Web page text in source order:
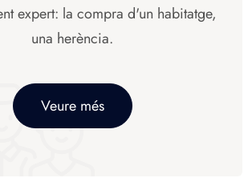
expert: la compra d'un habitatge,
una herència.
Veure més